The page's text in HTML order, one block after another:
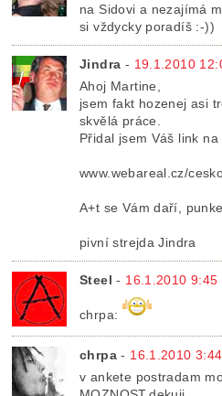
na Sidovi a nezajímá
si vždycky poradíš :-))
Jindra - 19.1.2010
Ahoj Martine,
jsem fakt hozenej asi
skvělá práce.
Přidal jsem Váš link na
www.webareal.cz/
A+t se Vám daří,
pivní strejda Jindra
Steel - 16.1.2010 9:45
chrpa:
chrpa - 16.1.2010 3:44
v ankete postradam